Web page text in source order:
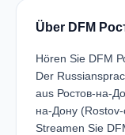
Über DFM
Hören Sie DFM
Der
aus Ростов-на-
на-Дону
Streamen Sie